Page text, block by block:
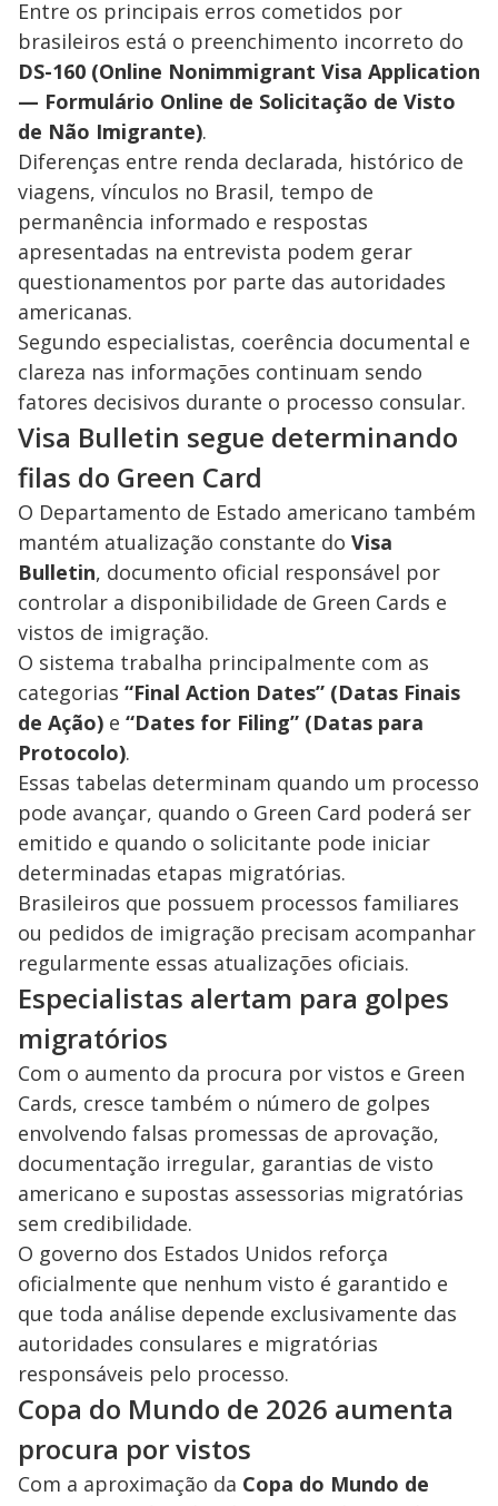
Entre os principais erros cometidos por
brasileiros está o preenchimento incorreto do
DS-160 (Online Nonimmigrant Visa Application
— Formulário Online de Solicitação de Visto
de Não Imigrante).
Diferenças entre renda declarada, histórico de
viagens, vínculos no Brasil, tempo de
permanência informado e respostas
apresentadas na entrevista podem gerar
questionamentos por parte das autoridades
americanas.
Segundo especialistas, coerência documental e
clareza nas informações continuam sendo
fatores decisivos durante o processo consular.
Visa Bulletin segue determinando
filas do Green Card
O Departamento de Estado americano também
mantém atualização constante do Visa
Bulletin, documento oficial responsável por
controlar a disponibilidade de Green Cards e
vistos de imigração.
O sistema trabalha principalmente com as
categorias “Final Action Dates” (Datas Finais
de Ação) e “Dates for Filing” (Datas para
Protocolo).
Essas tabelas determinam quando um processo
pode avançar, quando o Green Card poderá ser
emitido e quando o solicitante pode iniciar
determinadas etapas migratórias.
Brasileiros que possuem processos familiares
ou pedidos de imigração precisam acompanhar
regularmente essas atualizações oficiais.
Especialistas alertam para golpes
migratórios
Com o aumento da procura por vistos e Green
Cards, cresce também o número de golpes
envolvendo falsas promessas de aprovação,
documentação irregular, garantias de visto
americano e supostas assessorias migratórias
sem credibilidade.
O governo dos Estados Unidos reforça
oficialmente que nenhum visto é garantido e
que toda análise depende exclusivamente das
autoridades consulares e migratórias
responsáveis pelo processo.
Copa do Mundo de 2026 aumenta
procura por vistos
Com a aproximação da Copa do Mundo de